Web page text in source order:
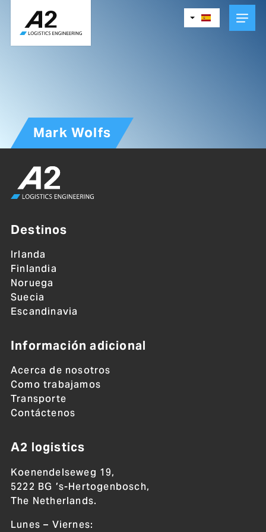
main
content
Mark Wolfs
Destinos
Irlanda
Finlandia
Noruega
Suecia
Escandinavia
Información adicional
Acerca de nosotros
Como trabajamos
Transporte
Contáctenos
A2 logistics
Koenendelseweg 19,
5222 BG ’s-Hertogenbosch,
The Netherlands.
Lunes – Viernes: